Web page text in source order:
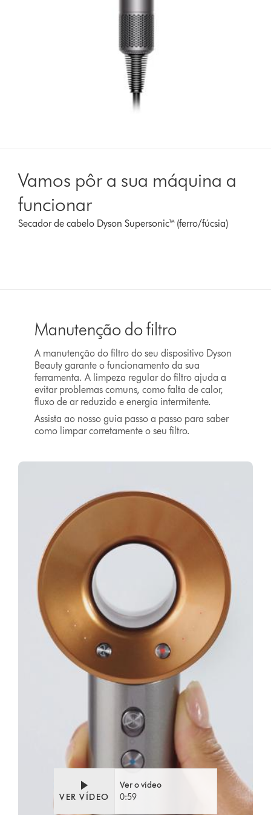
Vamos pôr a sua máquina a
funcionar
Secador de cabelo Dyson Supersonic™ (ferro/fúcsia)
Manutenção do filtro
A manutenção do filtro do seu dispositivo Dyson
Beauty garante o funcionamento da sua
ferramenta. A limpeza regular do filtro ajuda a
evitar problemas comuns, como falta de calor,
fluxo de ar reduzido e energia intermitente.
Assista ao nosso guia passo a passo para saber
como limpar corretamente o seu filtro.
VER VÍDEO
Ver o vídeo
0:59